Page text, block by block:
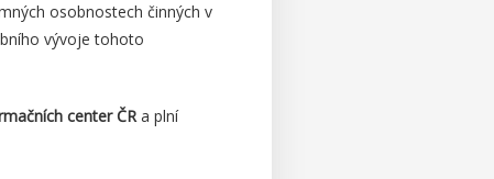
osobnostech činných v
vývoje tohoto
center ČRa plní